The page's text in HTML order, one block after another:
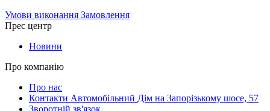
Умови виконання Замовлення
Прес центр
Новини
Про компанію
Про нас
Контакти Автомобільний Дім на Запорізькому шосе, 57
Зворотній зв'язок